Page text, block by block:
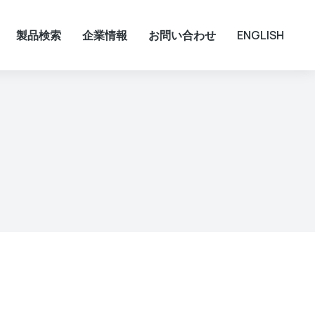
製品検索 企業情報 お問い合わせ ENGLISH